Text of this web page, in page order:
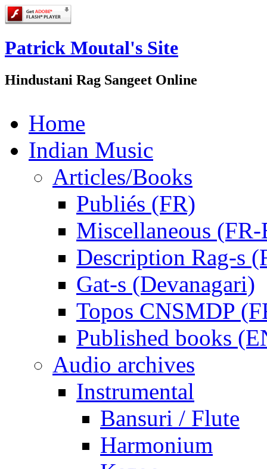
Patrick Moutal's Site
Hindustani Rag Sangeet Online
Home
Indian Music
Articles/Books
Publiés (FR)
Miscellaneous
Description Rag-s
Gat-s (Devanagari)
Topos CNSMDP
Published books
Audio archives
Instrumental
Bansuri / Flute
Harmonium